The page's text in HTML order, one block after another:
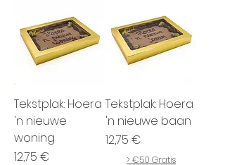
Tekstplak: Hoera
'n nieuwe
woning
Preis
12,75 €
Tekstplak: Hoera
'n nieuwe baan
Preis
12,75 €
> €50 Gratis